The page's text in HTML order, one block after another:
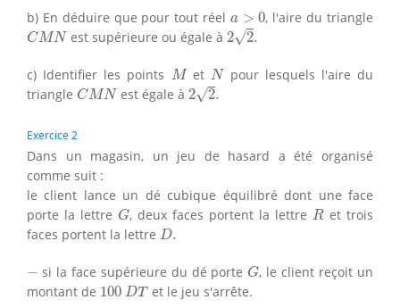
b) En déduire que pour tout réela > 0
a >0 , l'aire du triangle
CMN
CMN est supérieure ou égale à 2√2.
22.
c) Identifier les points M
MetN
Npour lesquels l'aire du
triangle CMN
CMN est égale à 2√2.
22.
Exercice 2
Dans un magasin, un jeu de hasard a été organisé
comme suit :
le client lance un dé cubique équilibré dont une face
porte la lettre G
G, deux faces portent la lettre R
R et trois
faces portent la lettre D.
D.
−
− si la face supérieure du dé porte G
G, le client reçoit un
montant de 100 DT
100 DT et le jeu s'arrête.